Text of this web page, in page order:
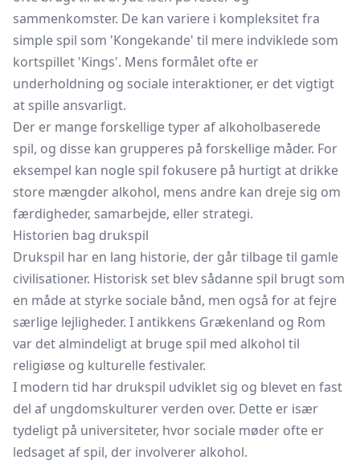
sammenkomster. De kan variere i kompleksitet fra
simple spil som 'Kongekande' til mere indviklede som
kortspillet 'Kings'. Mens formålet ofte er
underholdning og sociale interaktioner, er det vigtigt
at spille ansvarligt.
Der er mange forskellige typer af alkoholbaserede
spil, og disse kan grupperes på forskellige måder. For
eksempel kan nogle spil fokusere på hurtigt at drikke
store mængder alkohol, mens andre kan dreje sig om
færdigheder, samarbejde, eller strategi.
Historien bag drukspil
Drukspil har en lang historie, der går tilbage til gamle
civilisationer. Historisk set blev sådanne spil brugt som
en måde at styrke sociale bånd, men også for at fejre
særlige lejligheder. I antikkens Grækenland og Rom
var det almindeligt at bruge spil med alkohol til
religiøse og kulturelle festivaler.
I modern tid har drukspil udviklet sig og blevet en fast
del af ungdomskulturer verden over. Dette er især
tydeligt på universiteter, hvor sociale møder ofte er
ledsaget af spil, der involverer alkohol.